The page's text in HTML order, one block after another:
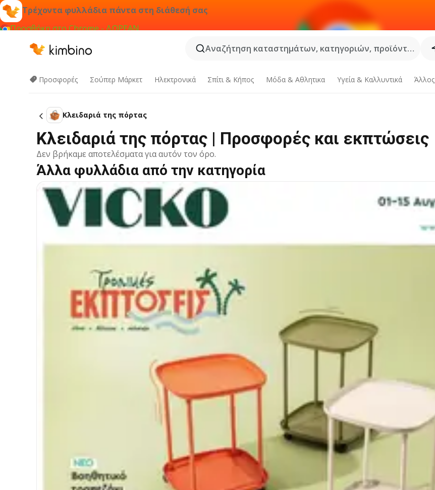
Τρέχοντα φυλλάδια πάντα στη διάθεσή σας
Προσθήκη στο Chrome - ΔΩΡΕΑΝ
Αναζήτηση καταστημάτων, κατηγοριών, προϊόντων...
Προσφορές Σούπερ Μάρκετ Hλεκτρονικά Σπίτι & Κήπος Μόδα & Aθλητικα Υγεία & Καλλυντικά Άλλος
Κλειδαριά της πόρτας
Κλειδαριά της πόρτας | Προσφορές και εκπτώσεις
Δεν βρήκαμε αποτελέσματα για αυτόν τον όρο.
Άλλα φυλλάδια από την κατηγορία